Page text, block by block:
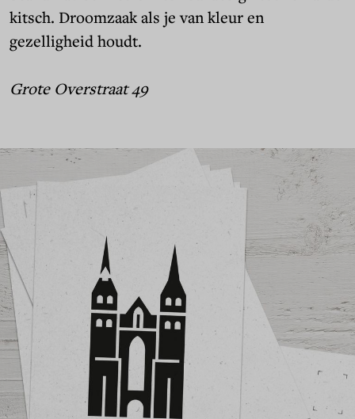
kitsch. Droomzaak als je van kleur en
gezelligheid houdt.
Grote Overstraat 49